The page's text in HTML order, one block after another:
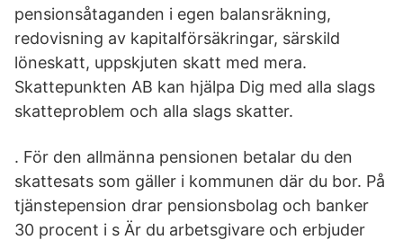
pensionsåtaganden i egen balansräkning,
redovisning av kapitalförsäkringar, särskild
löneskatt, uppskjuten skatt med mera.
Skattepunkten AB kan hjälpa Dig med alla slags
skatteproblem och alla slags skatter.
. För den allmänna pensionen betalar du den
skattesats som gäller i kommunen där du bor. På
tjänstepension drar pensionsbolag och banker
30 procent i s Är du arbetsgivare och erbjuder